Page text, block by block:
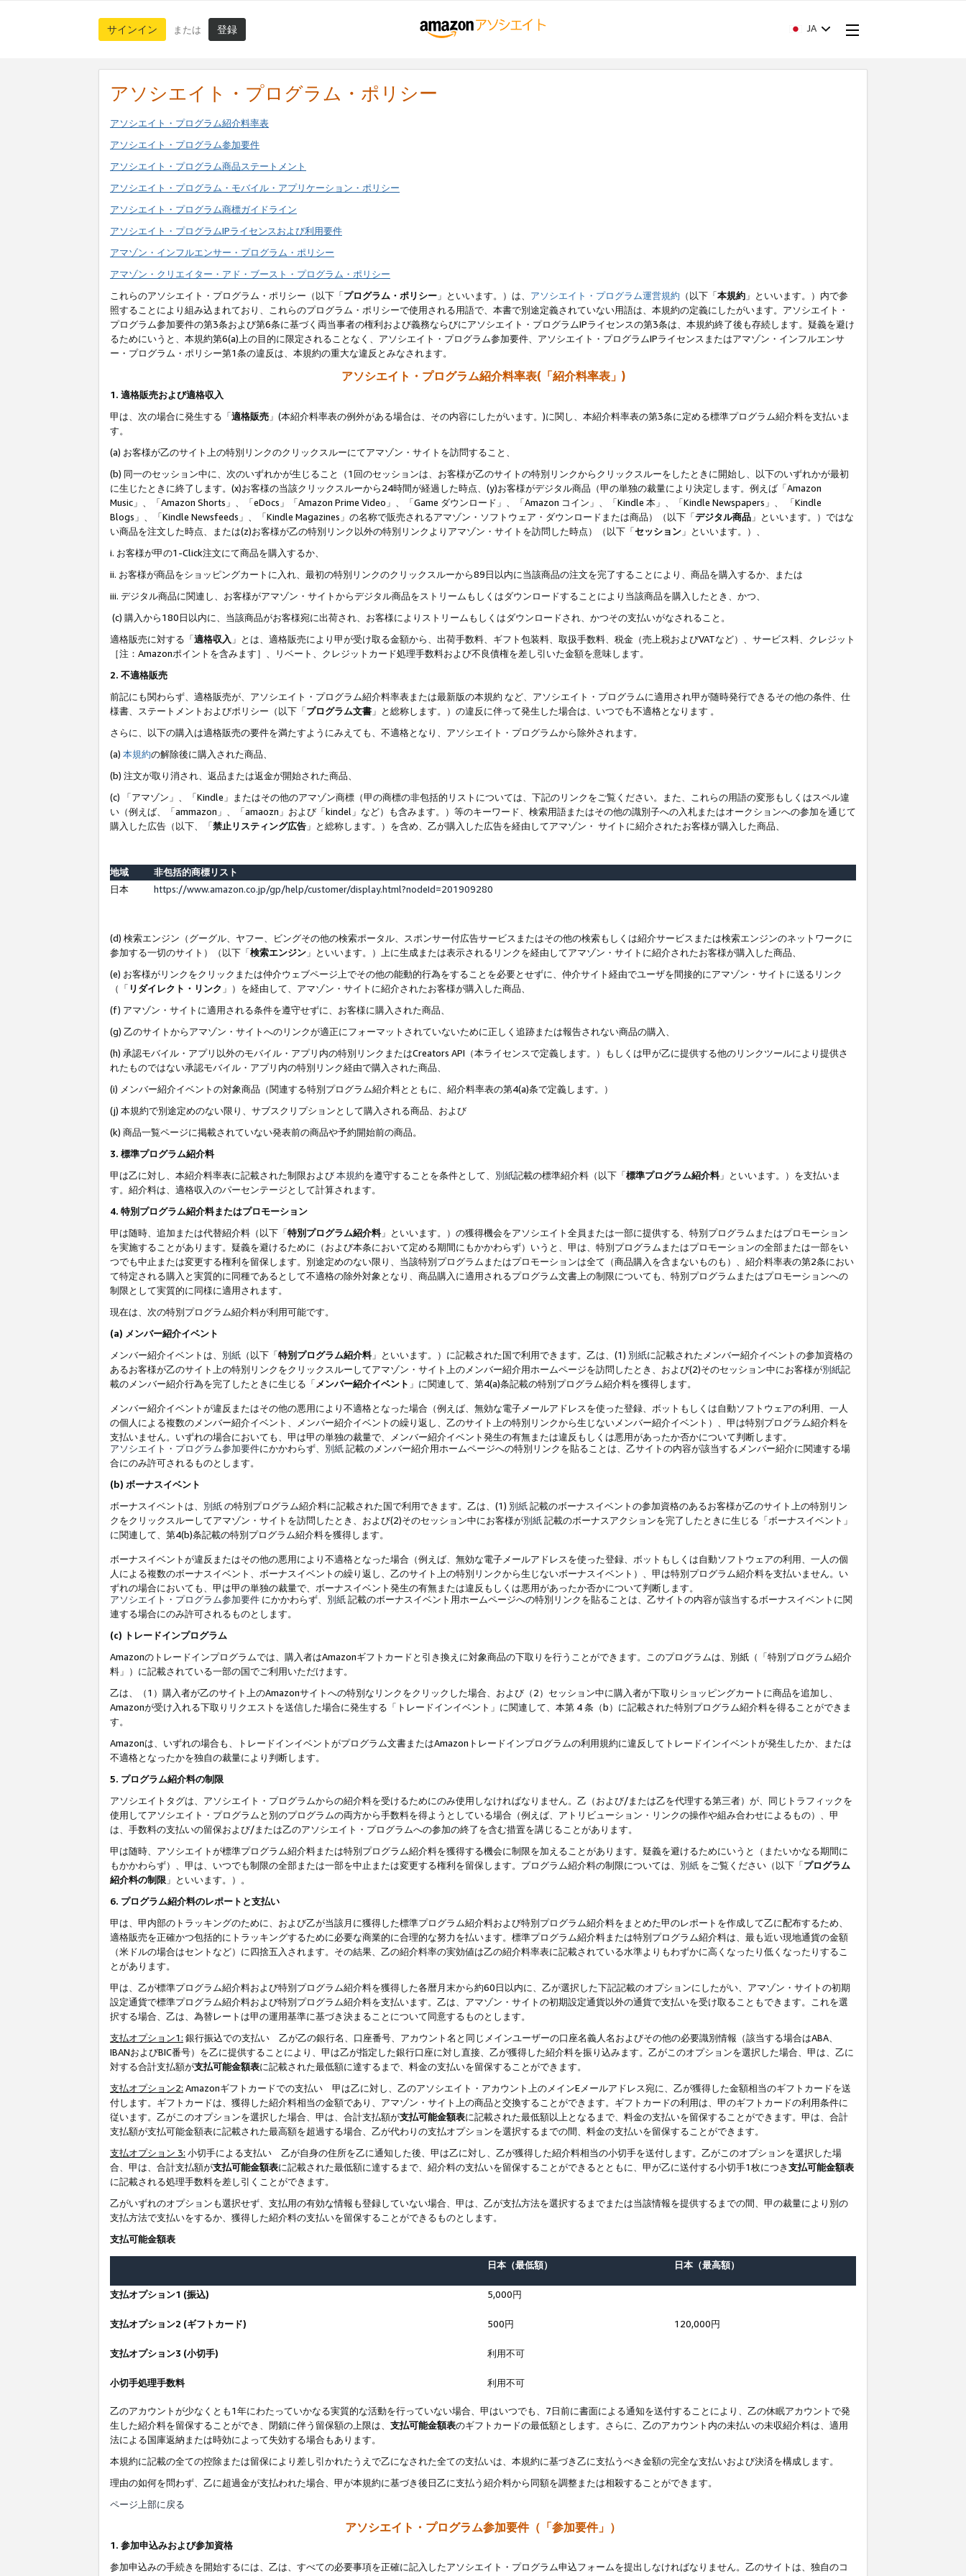
サインイン または 登録 JA
アソシエイト・プログラム・ポリシー
アソシエイト・プログラム紹介料率表
アソシエイト・プログラム参加要件
アソシエイト・プログラム商品ステートメント
アソシエイト・プログラム・モバイル・アプリケーション・ポリシー
アソシエイト・プログラム商標ガイドライン
アソシエイト・プログラムIPライセンスおよび利用要件
アマゾン・インフルエンサー・プログラム・ポリシー
アマゾン・クリエイター・アド・ブースト・プログラム・ポリシー
これらのアソシエイト・プログラム・ポリシー（以下「プログラム・ポリシー 」といいます。）は、 アソシエイト・プログラム運営規約 （以下「本規約 」といいます。）内で参
照することにより組み込まれており、これらのプログラム・ポリシーで使用される用語で、本書で別途定義されていない用語は、本規約の定義にしたがいます。アソシエイト・
プログラム参加要件の第3条および第6条に基づく両当事者の権利および義務ならびにアソシエイト・プログラムIPライセンスの第3条は、本規約終了後も存続します。疑義を避け
るためにいうと、本規約第6(a)上の目的に限定されることなく、アソシエイト・プログラム参加要件、アソシエイト・プログラムIPライセンスまたはアマゾン・インフルエンサ
ー・プログラム・ポリシー第1条の違反は、本規約の重大な違反とみなされます。
アソシエイト・プログラム紹介料率表(「紹介料率表」)
1. 適格販売および適格収入
甲は、次の場合に発生する「適格販売 」(本紹介料率表の例外がある場合は、その内容にしたがいます。)に関し、本紹介料率表の第3条に定める標準プログラム紹介料を支払いま
す。
(a) お客様が乙のサイト上の特別リンクのクリックスルーにてアマゾン・サイトを訪問すること、
(b) 同一のセッション中に、次のいずれかが生じること（1回のセッションは、お客様が乙のサイトの特別リンクからクリックスルーをしたときに開始し、以下のいずれかが最初
に生じたときに終了します。(x)お客様の当該クリックスルーから24時間が経過した時点、(y)お客様がデジタル商品（甲の単独の裁量により決定します。例えば「Amazon
Music」、「Amazon Shorts」、「eDocs」「Amazon Prime Video」、「Game ダウンロード」、「Amazon コイン」、「Kindle 本」、「Kindle Newspapers」、 「Kindle
Blogs」、「Kindle Newsfeeds」、「Kindle Magazines」の名称で販売されるアマゾン・ソフトウェア・ダウンロードまたは商品）（以下「デジタル商品 」といいます。）ではな
い商品を注文した時点、または(z)お客様が乙の特別リンク以外の特別リンクよりアマゾン・サイトを訪問した時点）（以下「セッション 」といいます。）、
i. お客様が甲の1-Click注文にて商品を購入するか、
ii. お客様が商品をショッピングカートに入れ、最初の特別リンクのクリックスルーから89日以内に当該商品の注文を完了することにより、商品を購入するか、または
iii. デジタル商品に関連し、お客様がアマゾン・サイトからデジタル商品をストリームもしくはダウンロードすることにより当該商品を購入したとき、かつ、
(c) 購入から180日以内に、当該商品がお客様宛に出荷され、お客様によりストリームもしくはダウンロードされ、かつその支払いがなされること。
適格販売に対する「適格収入 」とは、適格販売により甲が受け取る金額から、出荷手数料、ギフト包装料、取扱手数料、税金（売上税およびVATなど）、サービス料、クレジット
［注：Amazonポイントを含みます］、リベート、クレジットカード処理手数料および不良債権を差し引いた金額を意味します。
2. 不適格販売
前記にも関わらず、適格販売が、アソシエイト・プログラム紹介料率表または最新版の本規約 など、アソシエイト・プログラムに適用され甲が随時発行できるその他の条件、仕
様書、ステートメントおよびポリシー（以下「プログラム文書 」と総称します。）の違反に伴って発生した場合は、いつでも不適格となります 。
さらに、以下の購入は適格販売の要件を満たすようにみえても、不適格となり、アソシエイト・プログラムから除外されます。
(a) 本規約の解除後に購入された商品、
(b) 注文が取り消され、返品または返金が開始された商品、
(c) 「アマゾン」、「Kindle」またはその他のアマゾン商標（甲の商標の非包括的リストについては、下記のリンクをご覧ください。また、これらの用語の変形もしくはスペル違
い（例えば、「ammazon」、「amaozn」および「kindel」など）も含みます。）等のキーワード、検索用語またはその他の識別子への入札またはオークションへの参加を通じて
購入した広告（以下、「禁止リスティング広告 」と総称します。）を含め、乙が購入した広告を経由してアマゾン・ サイトに紹介されたお客様が購入した商品、
地域
非包括的商標リスト
日本
https://www.amazon.co.jp/gp/help/customer/display.html?nodeId=201909280
(d) 検索エンジン（グーグル、ヤフー、ビングその他の検索ポータル、スポンサー付広告サービスまたはその他の検索もしくは紹介サービスまたは検索エンジンのネットワークに
参加する一切のサイト）（以下「検索エンジン 」といいます。）上に生成または表示されるリンクを経由してアマゾン・サイトに紹介されたお客様が購入した商品、
(e) お客様がリンクをクリックまたは仲介ウェブページ上でその他の能動的行為をすることを必要とせずに、仲介サイト経由でユーザを間接的にアマゾン・サイトに送るリンク
（「 リダイレクト・リンク 」）を経由して、アマゾン・サイトに紹介されたお客様が購入した商品、
(f) アマゾン・サイトに適用される条件を遵守せずに、お客様に購入された商品、
(g) 乙のサイトからアマゾン・サイトへのリンクが適正にフォーマットされていないために正しく追跡または報告されない商品の購入、
(h) 承認モバイル・アプリ以外のモバイル・アプリ内の特別リンクまたはCreators API（本ライセンスで定義します。）もしくは甲が乙に提供する他のリンクツールにより提供さ
れたものではない承認モバイル・アプリ内の特別リンク経由で購入された商品、
(i) メンバー紹介イベントの対象商品（関連する特別プログラム紹介料とともに、紹介料率表の第4(a)条で定義します。）
(j) 本規約で別途定めのない限り、サブスクリプションとして購入される商品、および
(k) 商品一覧ページに掲載されていない発表前の商品や予約開始前の商品。
3. 標準プログラム紹介料
甲は乙に対し、本紹介料率表に記載された制限および本規約を遵守することを条件として、 別紙記載の標準紹介料（以下「標準プログラム紹介料」といいます。）を支払いま
す。紹介料は、適格収入のパーセンテージとして計算されます。
4. 特別プログラム紹介料またはプロモーション
甲は随時、追加または代替紹介料（以下「特別プログラム紹介料」といいます。）の獲得機会をアソシエイト全員または一部に提供する、特別プログラムまたはプロモーション
を実施することがあります。疑義を避けるために（および本条において定める期間にもかかわらず）いうと、甲は、特別プログラムまたはプロモーションの全部または一部をい
つでも中止または変更する権利を留保します。別途定めのない限り、当該特別プログラムまたはプロモーションは全て（商品購入を含まないものも）、紹介料率表の第2条におい
て特定される購入と実質的に同種であるとして不適格の除外対象となり、商品購入に適用されるプログラム文書上の制限についても、特別プログラムまたはプロモーションへの
制限として実質的に同様に適用されます。
現在は、次の特別プログラム紹介料が利用可能です。
(a) メンバー紹介イベント
メンバー紹介イベントは、 別紙 （以下「特別プログラム紹介料」といいます。）に記載された国で利用できます。乙は、(1) 別紙に記載されたメンバー紹介イベントの参加資格の
あるお客様が乙のサイト上の特別リンクをクリックスルーしてアマゾン・サイト上のメンバー紹介用ホームページを訪問したとき、および(2)そのセッション中にお客様が別紙記
載のメンバー紹介行為を完了したときに生じる「 メンバー紹介イベント 」に関連して、第4(a)条記載の特別プログラム紹介料を獲得します。
メンバー紹介イベントが違反またはその他の悪用により不適格となった場合（例えば、無効な電子メールアドレスを使った登録、ボットもしくは自動ソフトウェアの利用、一人
の個人による複数のメンバー紹介イベント、メンバー紹介イベントの繰り返し、乙のサイト上の特別リンクから生じないメンバー紹介イベント）、甲は特別プログラム紹介料を
支払いません。いずれの場合においても、甲は甲の単独の裁量で、メンバー紹介イベント発生の有無または違反もしくは悪用があったか否かについて判断します。
アソシエイト・プログラム参加要件にかかわらず、 別紙記載のメンバー紹介用ホームページへの特別リンクを貼ることは、乙サイトの内容が該当するメンバー紹介に関連する場
合にのみ許可されるものとします。
(b) ボーナスイベント
ボーナスイベントは、 別紙の特別プログラム紹介料に記載された国で利用できます。乙は、(1) 別紙記載のボーナスイベントの参加資格のあるお客様が乙のサイト上の特別リン
クをクリックスルーしてアマゾン・サイトを訪問したとき、および(2)そのセッション中にお客様が別紙記載のボーナスアクションを完了したときに生じる「ボーナスイベント」
に関連して、第4(b)条記載の特別プログラム紹介料を獲得します。
ボーナスイベントが違反またはその他の悪用により不適格となった場合（例えば、無効な電子メールアドレスを使った登録、ボットもしくは自動ソフトウェアの利用、一人の個
人による複数のボーナスイベント、ボーナスイベントの繰り返し、乙のサイト上の特別リンクから生じないボーナスイベント）、甲は特別プログラム紹介料を支払いません。い
ずれの場合においても、甲は甲の単独の裁量で、ボーナスイベント発生の有無または違反もしくは悪用があったか否かについて判断します。
アソシエイト・プログラム参加要件 にかかわらず、 別紙記載のボーナスイベント用ホームページへの特別リンクを貼ることは、乙サイトの内容が該当するボーナスイベントに関
連する場合にのみ許可されるものとします。
(c) トレードインプログラム
Amazonのトレードインプログラムでは、購入者はAmazonギフトカードと引き換えに対象商品の下取りを行うことができます。このプログラムは、別紙（「特別プログラム紹介
料」）に記載されている一部の国でご利用いただけます。
乙は、（1）購入者が乙のサイト上のAmazonサイトへの特別なリンクをクリックした場合、および（2）セッション中に購入者が下取りショッピングカートに商品を追加し、
Amazonが受け入れる下取りリクエストを送信した場合に発生する「トレードインイベント」に関連して、本第 4 条（b）に記載された特別プログラム紹介料を得ることができま
す。
Amazonは、いずれの場合も、トレードインイベントがプログラム文書またはAmazonトレードインプログラムの利用規約に違反してトレードインイベントが発生したか、または
不適格となったかを独自の裁量により判断します。
5. プログラム紹介料の制限
アソシエイトタグは、アソシエイト・プログラムからの紹介料を受けるためにのみ使用しなければなりません。乙（および/または乙を代理する第三者）が、同じトラフィックを
使用してアソシエイト・プログラムと別のプログラムの両方から手数料を得ようとしている場合（例えば、アトリビューション・リンクの操作や組み合わせによるもの）、甲
は、手数料の支払いの留保および/または乙のアソシエイト・プログラムへの参加の終了を含む措置を講じることがあります。
甲は随時、アソシエイトが標準プログラム紹介料または特別プログラム紹介料を獲得する機会に制限を加えることがあります。疑義を避けるためにいうと（またいかなる期間に
もかかわらず）、甲は、いつでも制限の全部または一部を中止または変更する権利を留保します。プログラム紹介料の制限については、 別紙 をご覧ください（以下「プログラム
紹介料の制限 」といいます。）。
6. プログラム紹介料のレポートと支払い
甲は、甲内部のトラッキングのために、および乙が当該月に獲得した標準プログラム紹介料および特別プログラム紹介料をまとめた甲のレポートを作成して乙に配布するため、
適格販売を正確かつ包括的にトラッキングするために必要な商業的に合理的な努力を払います。標準プログラム紹介料または特別プログラム紹介料は、最も近い現地通貨の金額
（米ドルの場合はセントなど）に四捨五入されます。その結果、乙の紹介料率の実効値は乙の紹介料率表に記載されている水準よりもわずかに高くなったり低くなったりするこ
とがあります。
甲は、乙が標準プログラム紹介料および特別プログラム紹介料を獲得した各暦月末から約60日以内に、乙が選択した下記記載のオプションにしたがい、アマゾン・サイトの初期
設定通貨で標準プログラム紹介料および特別プログラム紹介料を支払います。乙は、アマゾン・サイトの初期設定通貨以外の通貨で支払いを受け取ることもできます。これを選
択する場合、乙は、為替レートは甲の運用基準に基づき決まることについて同意するものとします。
支払オプション1: 銀行振込での支払い 乙が乙の銀行名、口座番号、アカウント名と同じメインユーザーの口座名義人名およびその他の必要識別情報（該当する場合はABA、
IBANおよびBIC番号）を乙に提供することにより、甲は乙が指定した銀行口座に対し直接、乙が獲得した紹介料を振り込みます。乙がこのオプションを選択した場合、甲は、乙に
対する合計支払額が支払可能金額表に記載された最低額に達するまで、料金の支払いを留保することができます。
支払オプション2: Amazonギフトカードでの支払い 甲は乙に対し、乙のアソシエイト・アカウント上のメインEメールアドレス宛に、乙が獲得した金額相当のギフトカードを送
付します。ギフトカードは、獲得した紹介料相当の金額であり、アマゾン・サイト上の商品と交換することができます。ギフトカードの利用は、甲のギフトカードの利用条件に
従います。乙がこのオプションを選択した場合、甲は、合計支払額が支払可能金額表に記載された最低額以上となるまで、料金の支払いを留保することができます。甲は、合計
支払額が支払可能金額表に記載された最高額を超過する場合、乙が代わりの支払オプションを選択するまでの間、料金の支払いを留保することができます。
支払オプション 3: 小切手による支払い 乙が自身の住所を乙に通知した後、甲は乙に対し、乙が獲得した紹介料相当の小切手を送付します。乙がこのオプションを選択した場
合、甲は、合計支払額が支払可能金額表に記載された最低額に達するまで、紹介料の支払いを留保することができるとともに、甲が乙に送付する小切手1枚につき支払可能金額表
に記載される処理手数料を差し引くことができます。
乙がいずれのオプションも選択せず、支払用の有効な情報も登録していない場合、甲は、乙が支払方法を選択するまでまたは当該情報を提供するまでの間、甲の裁量により別の
支払方法で支払いをするか、獲得した紹介料の支払いを留保することができるものとします。
支払可能金額表
日本（最低額） 日本（最高額）
支払オプション1 (振込) 5,000円
支払オプション2 (ギフトカード) 500円 120,000円
支払オプション3 (小切手) 利用不可
小切手処理手数料 利用不可
乙のアカウントが少なくとも1年にわたっていかなる実質的な活動を行っていない場合、甲はいつでも、7日前に書面による通知を送付することにより、乙の休眠アカウントで発
生した紹介料を留保することができ、閉鎖に伴う留保額の上限は、 支払可能金額表のギフトカードの最低額とします。さらに、乙のアカウント内の未払いの未収紹介料は、適用
法による国庫返納または時効によって失効する場合もあります。
本規約に記載の全ての控除または留保により差し引かれたうえで乙になされた全ての支払いは、本規約に基づき乙に支払うべき金額の完全な支払いおよび決済を構成します。
理由の如何を問わず、乙に超過金が支払われた場合、甲が本規約に基づき後日乙に支払う紹介料から同額を調整または相殺することができます。
ページ上部に戻る
アソシエイト・プログラム参加要件（「参加要件」）
1. 参加申込みおよび参加資格
参加申込みの手続きを開始するには、乙は、すべての必要事項を正確に記入したアソシエイト・プログラム申込フォームを提出しなければなりません。乙のサイトは、独自のコ